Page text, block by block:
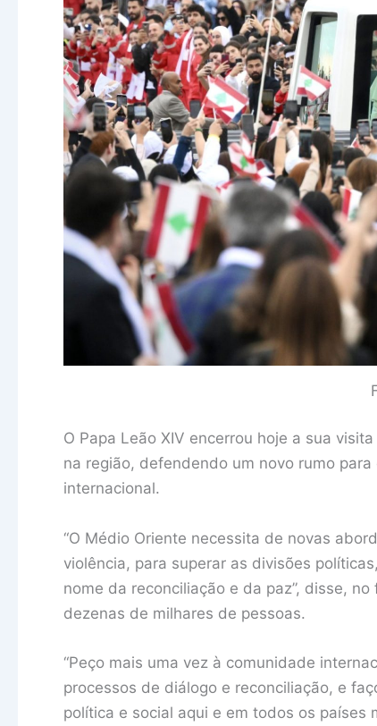
O Papa Leão XIV encerrou hoje a sua
na região, defendendo um novo rumo
internacional.
“O Médio Oriente necessita de novas
violência, para superar as divisões
nome da reconciliação e da paz”, disse,
dezenas de milhares de pessoas.
“Peço mais uma vez à comunidade
processos de diálogo e reconciliação, e
política e social aqui e em todos os países